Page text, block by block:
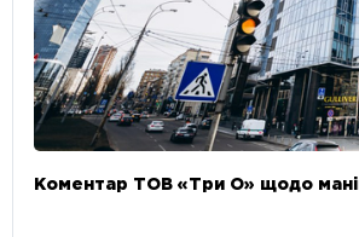
Коментар ТОВ «Три О» щодо